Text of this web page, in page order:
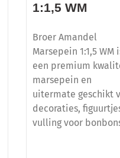
1:1,5 WM
Broer Amandel
Marsepein 1:1,5 WM
een premium
marsepein en
uitermate geschikt
decoraties,
vulling voor